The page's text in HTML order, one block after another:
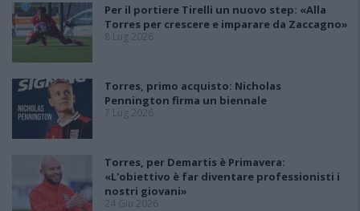
Per il portiere Tirelli un nuovo step: «Alla
Torres per crescere e imparare da Zaccagno»
8 Lug 2026
Torres, primo acquisto: Nicholas
Pennington firma un biennale
7 Lug 2026
Torres, per Demartis è Primavera:
«L'obiettivo è far diventare professionisti i
nostri giovani»
24 Giu 2026